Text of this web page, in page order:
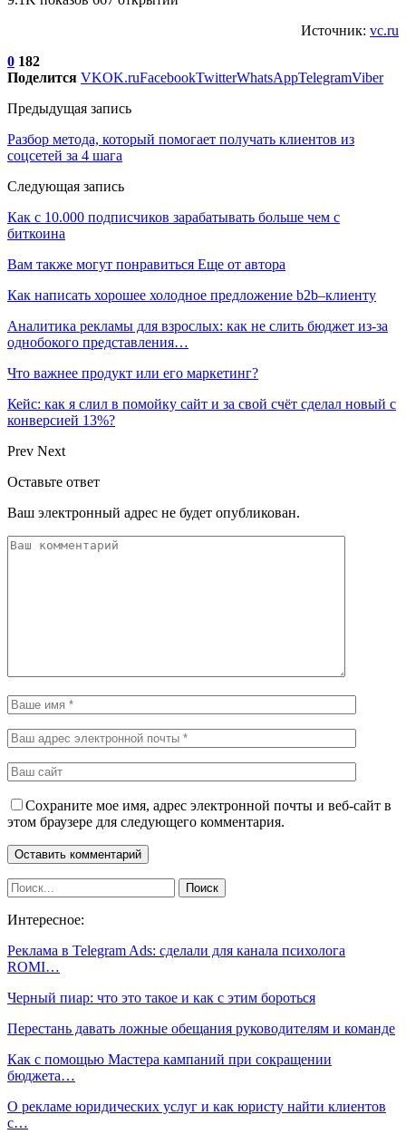
Источник: vc.ru
0 182
Поделится VKOK.ruFacebookTwitterWhatsAppTelegramViber
Предыдущая запись
Разбор метода, который помогает получать клиентов из
соцсетей за 4 шага
Следующая запись
Как с 10.000 подписчиков зарабатывать больше чем с
биткоина
Вам также могут понравиться Еще от автора
Как написать хорошее холодное предложение b2b–клиенту
Аналитика рекламы для взрослых: как не слить бюджет из-за
однобокого представления…
Что важнее продукт или его маркетинг?
Кейс: как я слил в помойку сайт и за свой счёт сделал новый с
конверсией 13%?
Prev Next
Оставьте ответ
Ваш электронный адрес не будет опубликован.
Сохраните мое имя, адрес электронной почты и веб-сайт в
этом браузере для следующего комментария.
Интересное:
Реклама в Telegram Ads: сделали для канала психолога
ROMI…
Черный пиар: что это такое и как с этим бороться
Перестань давать ложные обещания руководителям и команде
Как с помощью Мастера кампаний при сокращении
бюджета…
О рекламе юридических услуг и как юристу найти клиентов
с…